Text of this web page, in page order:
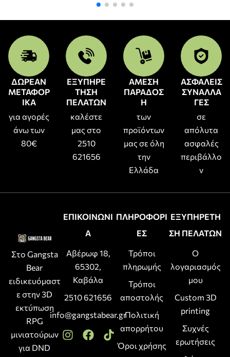
ΔΩΡΕΑΝ
ΜΕΤΑΦΟΡ
ΙΚΑ
για αγορές
άνω των
80€
ΕΞΥΠΗΡΕ
ΤΗΣΗ
ΠΕΛΑΤΩΝ
καλέστε
μας στο
2510
621656
ΑΜΕΣΗ
ΠΑΡΑΔΟΣ
Η
των
προϊόντων
μας σε όλη
την
Ελλάδα
ΑΣΦΑΛΕΙΣ
ΣΥΝΑΛΛΑ
ΓΕΣ
σε
απόλυτα
ασφαλές
περιβάλλο
ν
Στο Gangsta
Bear
ειδικευόμαστ
ε στην 3D
εκτύπωση
RPG
μινιατούρων
για DND
ΕΠΙΚΟΙΝΩΝΙ
Α
Αβέρωφ 18,
65302,
Καβάλα
2510 621656
info@gangstabear.gr
ΠΛΗΡΟΦΟΡΙ
ΕΣ
Τρόποι
πληρωμής
Τρόποι
αποστολής
Πολιτική
απορρήτου
Όροι χρήσης
ΕΞΥΠΗΡΕΤΗ
ΣΗ ΠΕΛΑΤΩΝ
Ο
λογαριασμός
μου
Custom 3D
printing
Συχνές
ερωτήσεις